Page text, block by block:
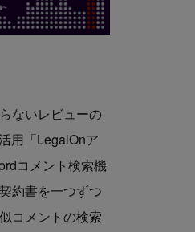
ないレビューの
用「LegalOnア
コメント検索機
約書を一つずつ
コメントの検索